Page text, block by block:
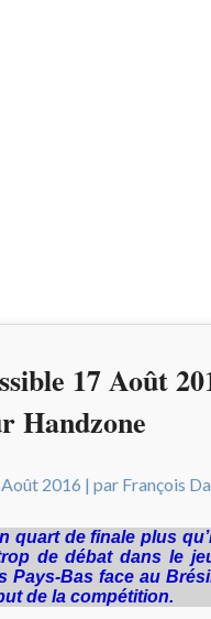
17 Août
Handzone
quart de finale plus
de débat dans le
Pays-Bas face au
de la compétition.